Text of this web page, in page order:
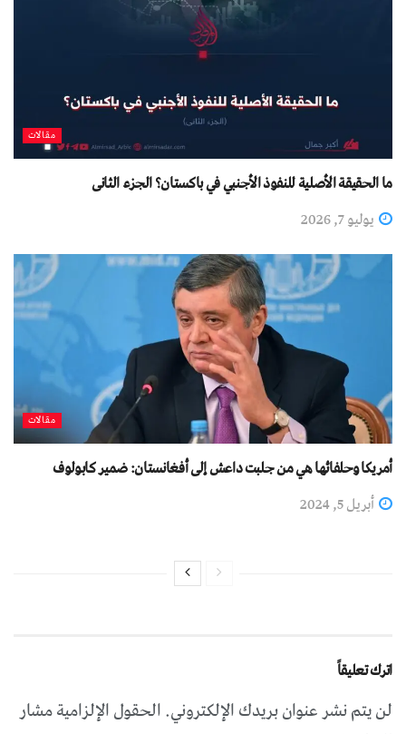
مقالات
ما الحقيقة الأصلية للنفوذ الأجنبي في باكستان؟ الجزء الثانی
يوليو 7, 2026
مقالات
أمريكا وحلفائها هي من جلبت داعش إلى أفغانستان: ضمیر کابولوف
أبريل 5, 2024
اترك تعليقاً
لن يتم نشر عنوان بريدك الإلكتروني.الحقول الإلزامية مشار